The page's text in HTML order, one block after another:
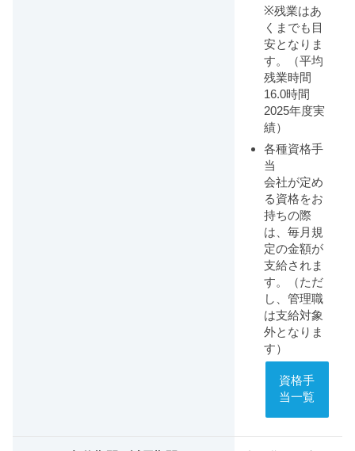
※残業はあ
くまでも目
安となりま
す。（平均
残業時間
16.0時間
2025年度実
績）
各種資格手
当
会社が定め
る資格をお
持ちの際
は、毎月規
定の金額が
支給されま
す。（ただ
し、管理職
は支給対象
外となりま
す）
資格手
当一覧